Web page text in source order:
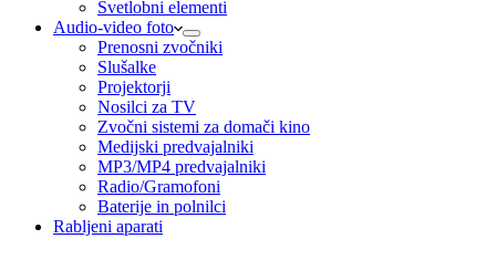
Svetlobni elementi
Audio-video foto
Prenosni zvočniki
Slušalke
Projektorji
Nosilci za TV
Zvočni sistemi za domači kino
Medijski predvajalniki
MP3/MP4 predvajalniki
Radio/Gramofoni
Baterije in polnilci
Rabljeni aparati